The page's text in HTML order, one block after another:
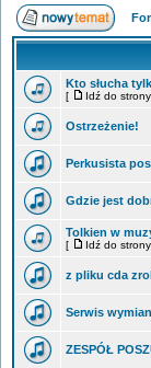
Kto słucha
[ Idź do
Ostrzeżenie!
Perkusista
Gdzie jest
Tolkien w
[ Idź do
z pliku cda
Serwis
ZESPÓŁ